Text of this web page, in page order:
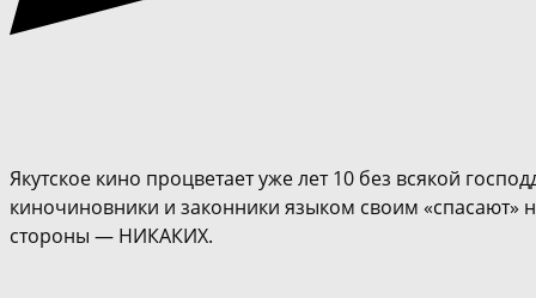
Якутское кино процветает уже лет 10 без всякой
киночиновники и законники языком своим «спасают»
стороны — НИКАКИХ.